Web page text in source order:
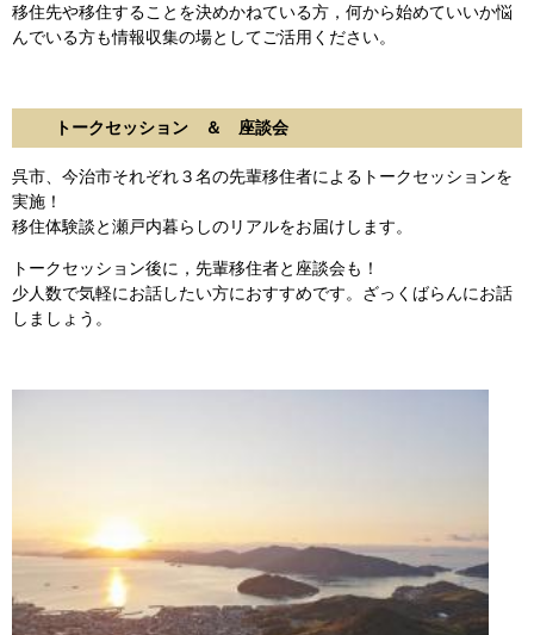
移住先や移住することを決めかねている方，何から始めていいか悩
んでいる方も情報収集の場としてご活用ください。
トークセッション ＆ 座談会
呉市、今治市それぞれ３名の先輩移住者によるトークセッションを
実施！
移住体験談と瀬戸内暮らしのリアルをお届けします。
トークセッション後に，先輩移住者と座談会も！
少人数で気軽にお話したい方におすすめです。ざっくばらんにお話
しましょう。